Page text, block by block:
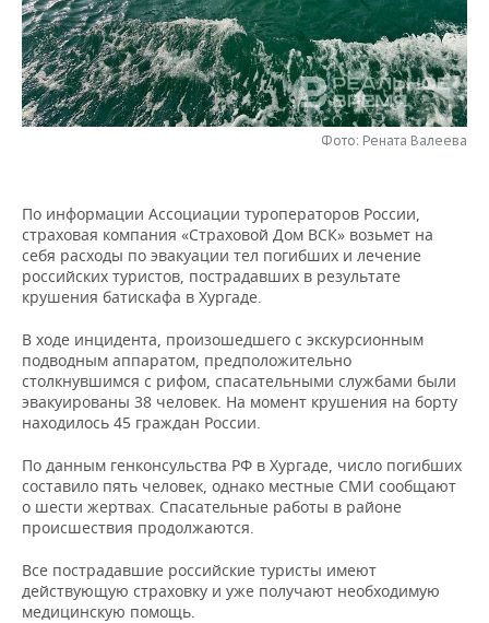
НЕФТЕХИМИЯ
НЕФТЬ
ОПК
РОЗНИЧНАЯ ТОРГОВЛЯ
ТРАНСПОРТ
НОВОСТИ ТЕХНОЛОГИЙ
IT
МЕРОПРИЯТИЯ
НОВОСТИ МЕРОПРИЯТИЙ
ONLINE-КОНФЕРЕНЦИИ
ОТКРЫТАЯ ЛЕКЦИЯ
СПОРТ
ХОККЕЙ
БАСКЕТБОЛ
ВОЛЕЙБОЛ
КИБЕРСПОРТ
ВОДНЫЕ ВИДЫ СПОРТА
ХОККЕЙ С МЯЧОМ
ВЛАСТЬ
ИНФРАСТРУКТУРА
ИСТОРИЯ
КУЛЬТУРА
ОБРАЗОВАНИЕ
ПРОИСШЕСТВИЯ
СЮЖЕТЫ
СПРАВОЧНИК
СПИСОК ПЕРСОН
СПИСОК КОМПАНИЙ
ПОЛНАЯ ВЕРСИЯ
Фото: Рената Валеева
По информации Ассоциации туроператоров России,
страховая компания «Страховой Дом ВСК» возьмет на
себя расходы по эвакуации тел погибших и лечение
российских туристов, пострадавших в результате
крушения батискафа в Хургаде.
В ходе инцидента, произошедшего с экскурсионным
подводным аппаратом, предположительно
столкнувшимся с рифом, спасательными службами были
эвакуированы 38 человек. На момент крушения на борту
находилось 45 граждан России.
По данным генконсульства РФ в Хургаде, число погибших
составило пять человек, однако местные СМИ сообщают
о шести жертвах. Спасательные работы в районе
происшествия продолжаются.
Все пострадавшие российские туристы имеют
действующую страховку и уже получают необходимую
медицинскую помощь.